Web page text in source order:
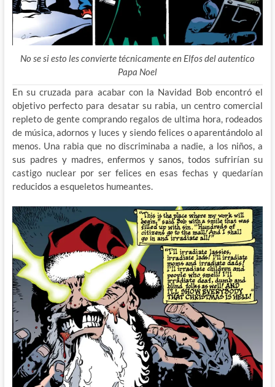
No se si esto les convierte técnicamente en Elfos del autentico
Papa Noel
En su cruzada para acabar con la Navidad Bob encontró el
objetivo perfecto para desatar su rabia, un centro comercial
repleto de gente comprando regalos de ultima hora, rodeados
de música, adornos y luces y siendo felices o aparentándolo al
menos. Una rabia que no discriminaba a nadie, a los niños, a
sus padres y madres, enfermos y sanos, todos sufrirían su
castigo nuclear por ser felices en esas fechas y quedarían
reducidos a esqueletos humeantes.